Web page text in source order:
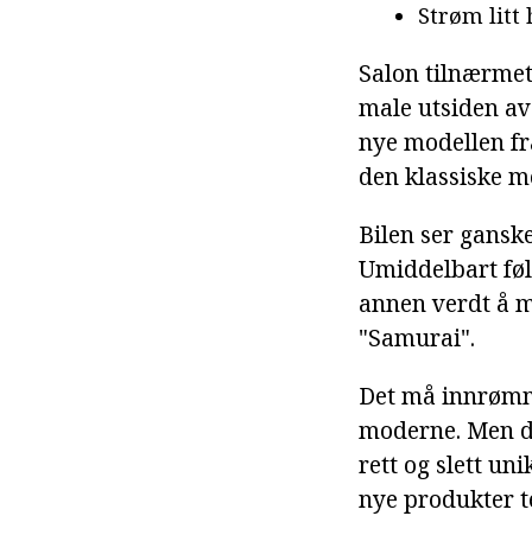
Strøm litt
Salon
male utsiden
nye modellen
den klassiske
Bilen ser
Umiddelbart
annen verdt å
"Samurai".
Det må
moderne. Men
rett og slett
nye produkter